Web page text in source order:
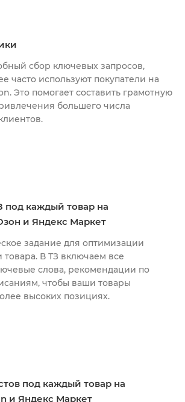
сбор ключевых запросов,
часто используют покупатели на
Это помогает составить грамотную
большего числа
под каждый товар на
и Яндекс Маркет
задание для оптимизации
товара. В ТЗ включаем все
слова, рекомендации по
чтобы ваши товары
высоких позициях.
под каждый товар на
и Яндекс Маркет